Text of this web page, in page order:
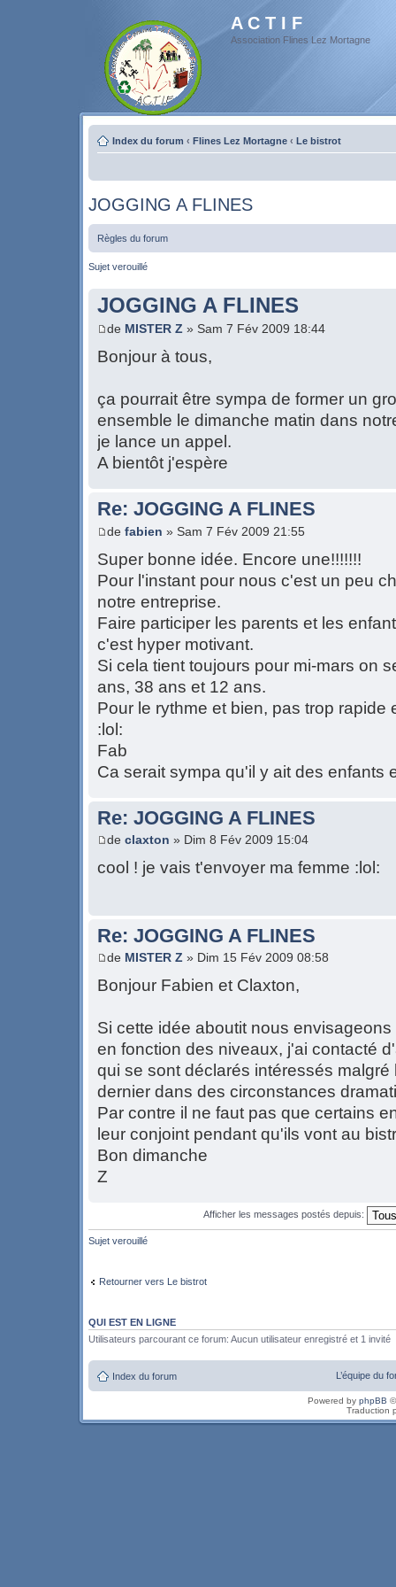
A C T I F
Association Flines Lez Mortagne
Index du forum ‹ Flines Lez Mortagne ‹ Le bistrot
JOGGING A FLINES
Règles du forum
Sujet verouillé
JOGGING A FLINES
de MISTER Z » Sam 7 Fév 2009 18:44
Bonjour à tous,
ça pourrait être sympa de former un
ensemble le dimanche matin dans
je lance un appel.
A bientôt j'espère
Re: JOGGING A FLINES
de fabien » Sam 7 Fév 2009 21:55
Super bonne idée. Encore une!!!!!!!
Pour l'instant pour nous c'est un peu
notre entreprise.
Faire participer les parents et les
c'est hyper motivant.
Si cela tient toujours pour mi-mars on
ans, 38 ans et 12 ans.
Pour le rythme et bien, pas trop rapide
:lol:
Fab
Ca serait sympa qu'il y ait des enfants
Re: JOGGING A FLINES
de claxton » Dim 8 Fév 2009 15:04
cool ! je vais t'envoyer ma femme :lol:
Re: JOGGING A FLINES
de MISTER Z » Dim 15 Fév 2009 08:58
Bonjour Fabien et Claxton,
Si cette idée aboutit nous
en fonction des niveaux, j'ai contacté
qui se sont déclarés intéressés
dernier dans des circonstances
Par contre il ne faut pas que certains
leur conjoint pendant qu'ils vont au
Bon dimanche
Z
Afficher les messages postés depuis:
Sujet verouillé
Retourner vers Le bistrot
QUI EST EN LIGNE
Utilisateurs parcourant ce forum: Aucun utilisateur enregistré et 1 invité
Index du forum L’équipe du
Powered by phpBB
Traduction